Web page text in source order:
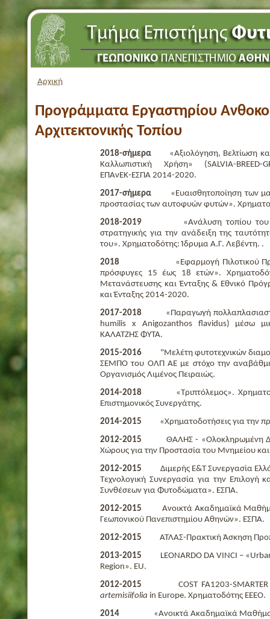
Αρχική
Προγράμματα Εργαστηρίου
Αρχιτεκτονικής Τοπίου
2018-σήμερα
«Αξιολόγηση, Βελτίωση και
Καλλωπιστική Χρήση» (SALVIA-
ΕΠΑνΕΚ-ΕΣΠΑ 2014-2020.
2017-σήμερα «Ευαισθητοποίηση των
προστασίας των αυτοφυών φυτών».
2018-2019 «Ανάλυση τοπίου του
στρατηγικής για την ανάδειξη της
του». Χρηματοδότης: Ίδρυμα Α.Γ. Λεβέντη. .
2018 «Εφαρμογή Πιλοτικού
πρόσφυγες 15 έως 18 ετών».
Μετανάστευσης και Ένταξης & Εθνικό
και Ένταξης 2014-2020.
2017-2018 «Παραγωγή
humilis x Anigozanthos flavidus) μέσω
ΚΑΛΑΤΖΗΣ ΦΥΤΑ.
2015-2016 "Μελέτη φυτοτεχνικών
ΣΕΜΠΟ του ΟΛΠ ΑΕ με στόχο την
Οργανισμός Λιμένος Πειραιώς.
2014-2018
«Τριπτόλεμος».
Επιστημονικός Συνεργάτης.
2014-2015
«Χρηματοδοτήσεις για την
2012-2015
ΘΑΛΗΣ - «Ολοκληρωμένη
Χώρους για την Προστασία του Μνημείου
2012-2015 Διμερής Ε&Τ Συνεργασία
Τεχνολογική Συνεργασία για την Επιλογή
Συνθέσεων για Φυτοδώματα». ΕΣΠΑ.
2012-2015
Ανοικτά Ακαδημαϊκά
Γεωπονικού Πανεπιστημίου Αθηνών». ΕΣΠΑ.
2012-2015 ΑΤΛΑΣ-Πρακτική Άσκηση
2013-2015
LEONARDO DA VINCI –
Region». ΕU.
2012-2015
COST FA1203-SMARTER
artemisiifolia in Europe. Χρηματοδότης ΕΕΕΟ.
2014
«Ανοικτά Ακαδημαϊκά